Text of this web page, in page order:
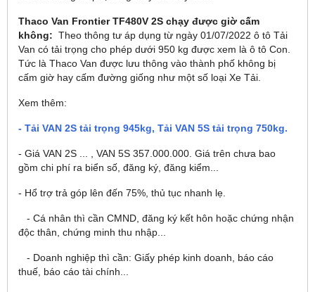
Thaco Van Frontier TF480V 2S chạy được giờ cấm
không: Theo thông tư áp dụng từ ngày 01/07/2022 ô tô Tải
Van có tải trọng cho phép dưới 950 kg được xem là ô tô Con.
Tức là Thaco Van được lưu thông vào thành phố không bị
cấm giờ hay cấm đường giống như một số loại Xe Tải.
Xem thêm:
- Tải VAN 2S tải trọng 945kg, Tải VAN 5S tải trọng 750kg.
- Giá VAN 2S ... , VAN 5S 357.000.000. Giá trên chưa bao
gồm chi phí ra biển số, đăng ký, đăng kiểm...
- Hổ trợ trả góp lên đến 75%, thủ tục nhanh lẹ.
- Cá nhân thì cần CMND, đăng ký kết hôn hoặc chứng nhận
độc thân, chứng minh thu nhập...
- Doanh nghiệp thì cần: Giấy phép kinh doanh, báo cáo
thuế, báo cáo tài chính...